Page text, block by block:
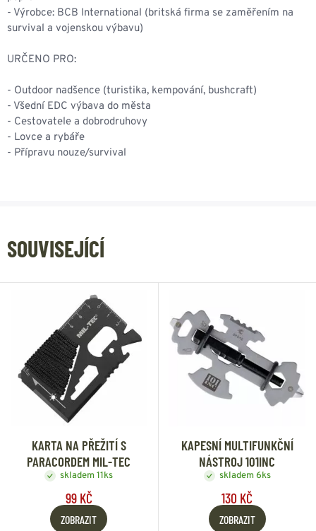
- Výrobce: BCB International (britská firma se zaměřením na
survival a vojenskou výbavu)
URČENO PRO:
- Outdoor nadšence (turistika, kempování, bushcraft)
- Všední EDC výbava do města
- Cestovatele a dobrodruhovy
- Lovce a rybáře
- Přípravu nouze/survival
SOUVISEJÍCÍ
KARTA NA PŘEŽITÍ S
PARACORDEM MIL-TEC
skladem 11ks
99 KČ
ZOBRAZIT
KAPESNÍ MULTIFUNKČNÍ
NÁSTROJ 101INC
skladem 6ks
130 KČ
ZOBRAZIT